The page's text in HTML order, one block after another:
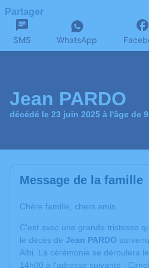
Partager
SMS WhatsApp
Jean PARDO
décédé le 23 juin 2025 à l'âge de
Message de la famille
Chère famille, chers amis,
C'est avec une grande tristesse
le décès de Jean PARDO survenu
Albi. La cérémonie se déroulera
14h00 à l'adresse suivante :